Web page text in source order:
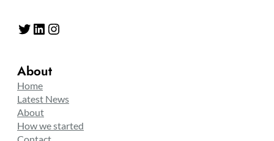
Twitter LinkedIn Instagram
About
Home
Latest News
About
How we started